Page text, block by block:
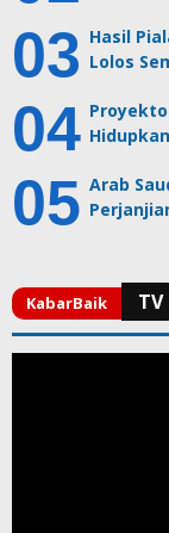
Hasil
Lolos
Arab